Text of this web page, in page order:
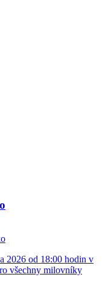
2026 od 18:00 hodin v
všechny milovníky